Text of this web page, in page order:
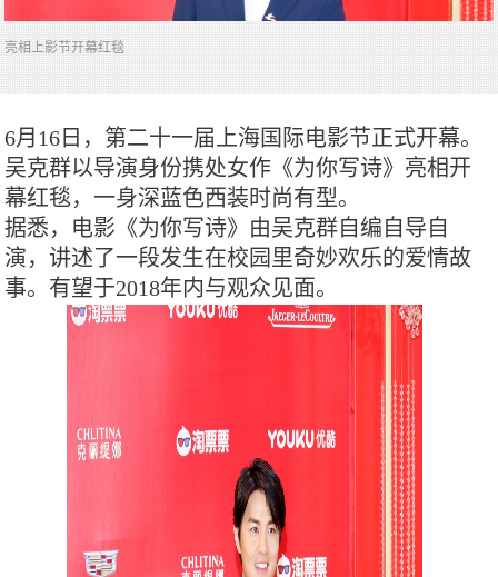
亮相上影节开幕红毯
6月16日，第二十一届上海国际电影节正式开幕。
吴克群以导演身份携处女作《为你写诗》亮相开
幕红毯，一身深蓝色西装时尚有型。
据悉，电影《为你写诗》由吴克群自编自导自
演，讲述了一段发生在校园里奇妙欢乐的爱情故
事。有望于2018年内与观众见面。